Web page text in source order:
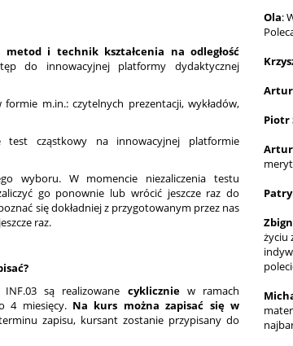
metod i technik kształcenia na odległość
do innowacyjnej platformy dydaktycznej
m.in.: czytelnych prezentacji, wykładów,
cząstkowy na innowacyjnej platformie
wyboru. W momencie niezaliczenia testu
go ponownie lub wrócić jeszcze raz do
się dokładniej z przygotowanym przez nas
raz.
są realizowane cyklicznie w ramach
4 miesięcy. Na kurs można zapisać się w
zapisu, kursant zostanie przypisany do
Ola:
Artur
Piotr
życiu